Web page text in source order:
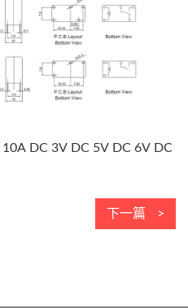
10A DC 3V DC 5V DC 6V DC
下一篇